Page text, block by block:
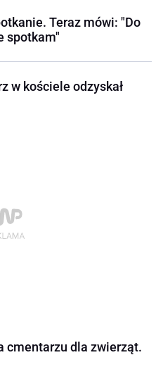
Teraz mówi: "Do
spotkam"
w kościele odzyskał
cmentarzu dla zwierząt.